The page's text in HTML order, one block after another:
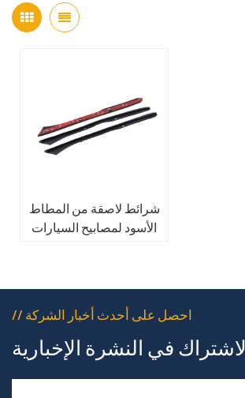
شرائط لاصقة من المطاط
الأسود لمصابيح السيارات
// احصل على أحدث أخبار الشركة
في النشرة الإخبارية